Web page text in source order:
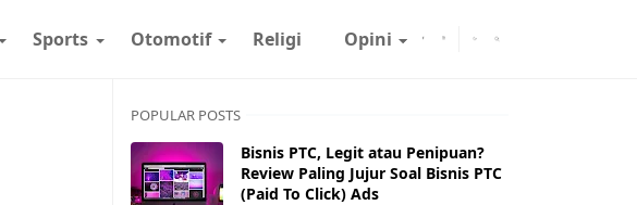
Sports Otomotif Religi Opini
POPULAR POSTS
Bisnis PTC, Legit atau Penipuan?
Review Paling Jujur Soal Bisnis PTC
(Paid To Click) Ads